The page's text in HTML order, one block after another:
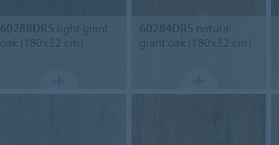
60288DR5 light giant
oak (180x32 cm)
60284DR5 natural
giant oak (180x32 cm)